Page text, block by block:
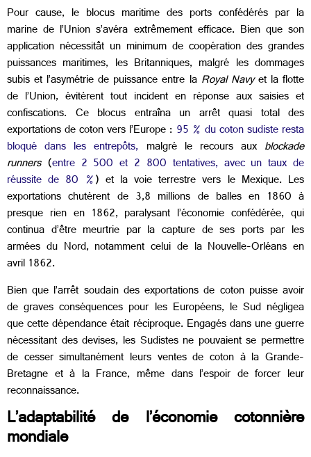
Pour cause, le blocus maritime des ports confédérés par la
marine de l’Union s’avéra extrêmement efficace. Bien que son
application nécessitât un minimum de coopération des grandes
puissances maritimes, les Britanniques, malgré les dommages
subis et l’asymétrie de puissance entre la Royal Navyet la flotte
de l’Union, évitèrent tout incident en réponse aux saisies et
confiscations. Ce blocus entraîna un arrêt quasi total des
exportations de coton vers l’Europe : 95 % du coton sudiste resta
bloqué dans les entrepôts, malgré le recours aux blockade
runners(entre 2 500 et 2 800 tentatives, avec un taux de
réussite de 80 %) et la voie terrestre vers le Mexique. Les
exportations chutèrent de 3,8 millions de balles en 1860 à
presque rien en 1862, paralysant l’économie confédérée, qui
continua d’être meurtrie par la capture de ses ports par les
armées du Nord, notamment celui de la Nouvelle-Orléans en
avril 1862.
Bien que l’arrêt soudain des exportations de coton puisse avoir
de graves conséquences pour les Européens, le Sud négligea
que cette dépendance était réciproque. Engagés dans une guerre
nécessitant des devises, les Sudistes ne pouvaient se permettre
de cesser simultanément leurs ventes de coton à la Grande-
Bretagne et à la France, même dans l’espoir de forcer leur
reconnaissance.
L’adaptabilité de l’économie cotonnière
mondiale